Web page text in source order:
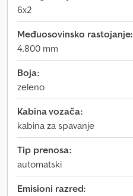
6x2
Međuosovinsko rastojanje:
4.800 mm
Boja:
zeleno
Kabina vozača:
kabina za spavanje
Tip prenosa:
automatski
Emisioni razred: